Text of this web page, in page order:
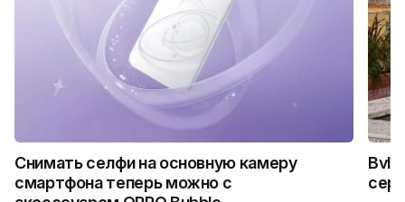
Снимать селфи на основную камеру
смартфона теперь можно с